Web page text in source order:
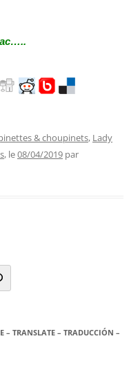
& choupinets, Lady
, le08/04/2019 par
– TRANSLATE – TRADUCCIÓN –